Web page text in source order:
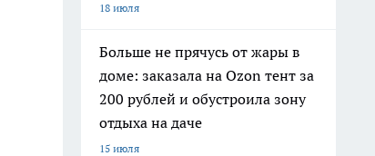
18 июля
Больше не прячусь от жары в
доме: заказала на Ozon тент за
200 рублей и обустроила зону
отдыха на даче
15 июля